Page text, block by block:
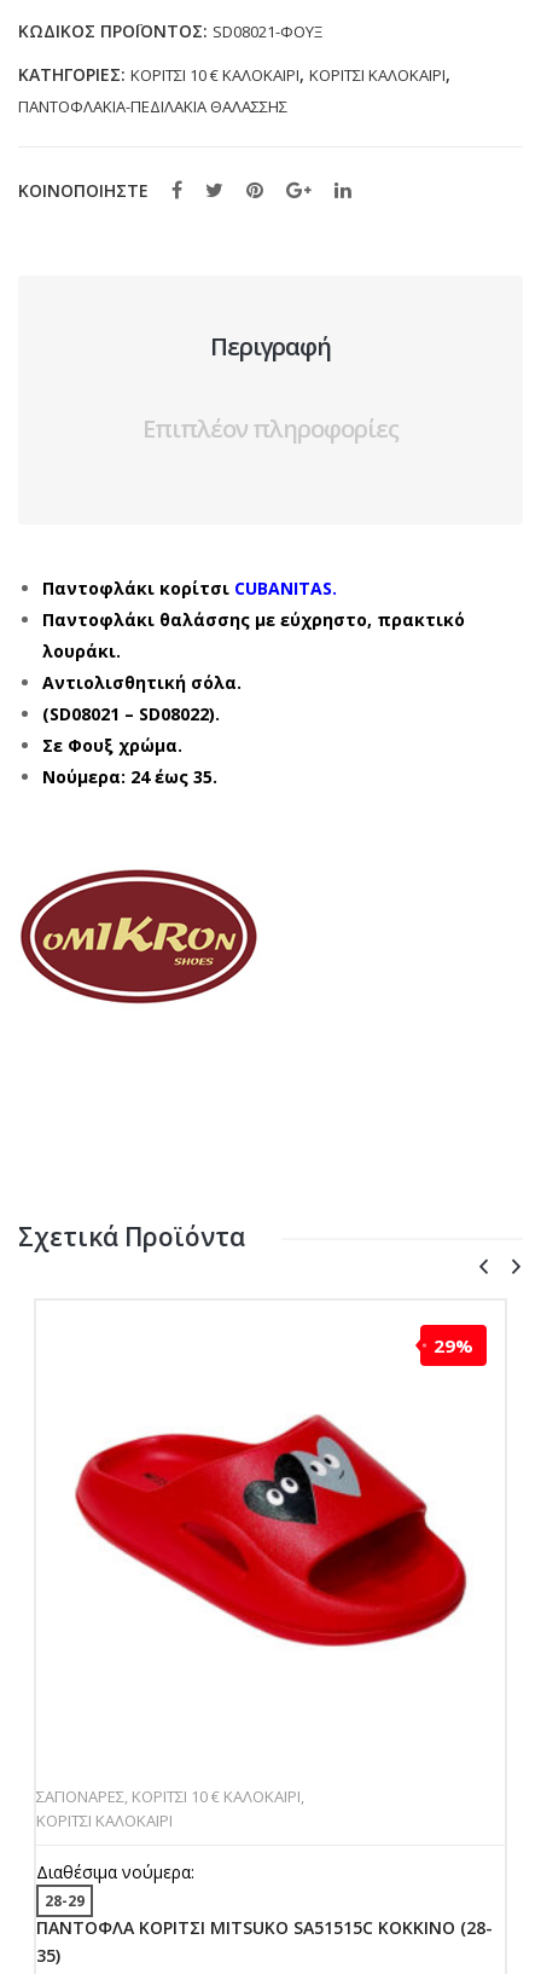
35)
ΚΩΔΙΚΌΣ ΠΡΟΪΌΝΤΟΣ: SD08021-ΦΟΥΞ
ΚΑΤΗΓΟΡΊΕΣ: ΚΟΡΙΤΣΙ 10 € ΚΑΛΟΚΑΙΡΙ, ΚΟΡΙΤΣΙ ΚΑΛΟΚΑΙΡΙ,
ΠΑΝΤΟΦΛΑΚΙΑ-ΠΕΔΙΛΑΚΙΑ ΘΑΛΑΣΣΗΣ
ΚΟΙΝΟΠΟΙΗΣΤΕ
Περιγραφή
Επιπλέον πληροφορίες
Παντοφλάκι κορίτσι CUBANITAS.
Παντοφλάκι θαλάσσης με εύχρηστο, πρακτικό
λουράκι.
Αντιολισθητική σόλα.
(SD08021 – SD08022).
Σε Φουξ χρώμα.
Νούμερα: 24 έως 35.
Σχετικά Προϊόντα
29%
ΣΑΓΙΟΝΑΡΕΣ, ΚΟΡΙΤΣΙ 10 € ΚΑΛΟΚΑΙΡΙ,
ΚΟΡΙΤΣΙ ΚΑΛΟΚΑΙΡΙ
Διαθέσιμα νούμερα:
28-29
ΠΑΝΤΟΦΛΑ ΚΟΡΙΤΣΙ MITSUKO SA51515C ΚΟΚΚΙΝΟ (28-
35)